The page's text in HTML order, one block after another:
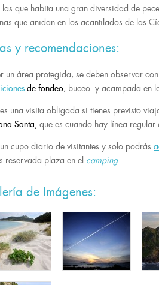
las que habita una gran diversidad de
que anidan en los acantilados de las
y recomendaciones:
un área protegida, se deben observar
de fondeo, buceo y acampada en
es una visita obligada si tienes previsto
Santa, que es cuando hay línea regular
cupo diario de visitantes y solo podrás
reservada plaza en el camping.
de Imágenes: